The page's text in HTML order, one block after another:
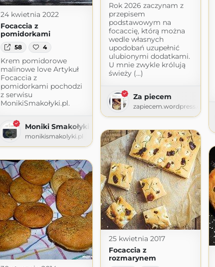
Rok 2026 zaczynam z
przepisem
podstawowym na
focaccię, którą można
wedle własnych
upodobań uzupełnić
ulubionymi dodatkami.
U mnie zwykle królują
świeży (...)
Za piecem
zapiecem.wordpress.com
24 kwietnia 2022
Focaccia z
pomidorkami
58 4
Krem pomidorowe
malinowe love Artykuł
Focaccia z
pomidorkami pochodzi
z serwisu
MonikiSmakołyki.pl.
Moniki Smakołyki
monikismakolyki.pl
25 kwietnia 2017
Focaccia z
rozmarynem